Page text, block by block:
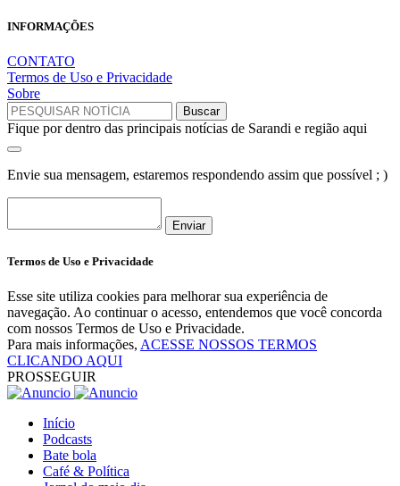
INFORMAÇÕES
CONTATO
Termos de Uso e Privacidade
Sobre
Fique por dentro das principais notícias de Sarandi e região aqui
Envie sua mensagem, estaremos respondendo assim que possível ; )
Enviar
Termos de Uso e Privacidade
Esse site utiliza cookies para melhorar sua experiência de
navegação. Ao continuar o acesso, entendemos que você concorda
com nossos Termos de Uso e Privacidade.
Para mais informações, ACESSE NOSSOS TERMOS
CLICANDO AQUI
PROSSEGUIR
Início
Podcasts
Bate bola
Café & Política